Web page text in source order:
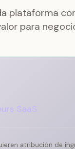
plataforma
para
SaaS
atribución de